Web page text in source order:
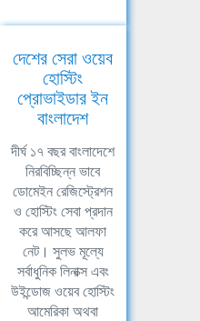
দেশের সেরা ওয়েব
হোস্টিং
প্রোভাইডার ইন
বাংলাদেশ
দীর্ঘ ১৭ বছর বাংলাদেশে
নিরবিচ্ছিন্ন ভাবে
ডোমেইন রেজিস্ট্রেশন
ও হোস্টিং সেবা প্রদান
করে আসছে আলফা
নেট। সুলভ মূল্যে
সর্বাধুনিক লিনাক্স এবং
উইন্ডোজ ওয়েব হোস্টিং
আমেরিকা অথবা